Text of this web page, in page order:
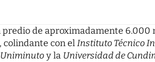
predio de aproximadamente
con elInstituto Técnico
Uniminutoy la Universidad de